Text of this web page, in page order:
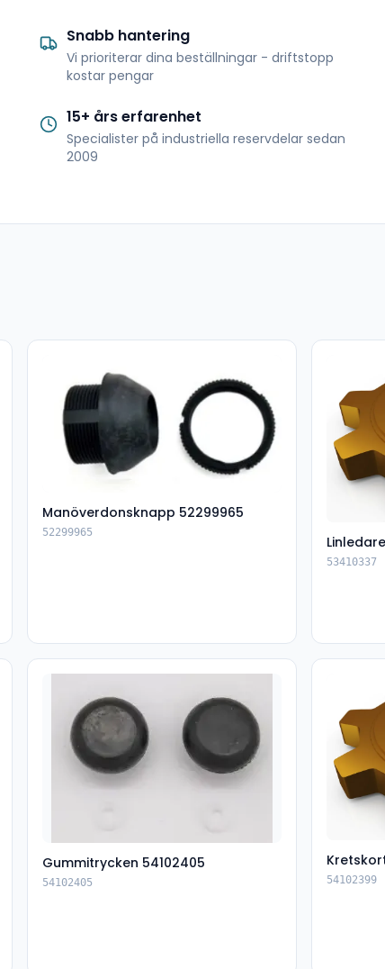
Snabb hantering
Vi prioriterar dina beställningar - driftstopp
kostar pengar
15+ års erfarenhet
Specialister på industriella reservdelar sedan
2009
Manöverdonsknapp 52299965
52299965
53410337
Gummitrycken 54102405
54102405 54102399